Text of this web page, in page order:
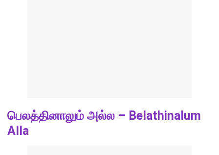
பெலத்தினாலும் அல்ல – Belathinalum
Alla